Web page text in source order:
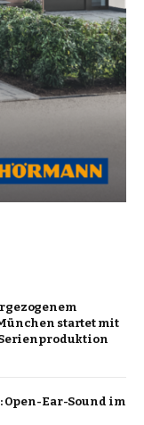
startet mit
Open-Ear-Sound im